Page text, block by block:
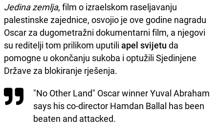
Jedina zemlja, film o izraelskom raseljavanju
palestinske zajednice, osvojio je ove godine nagradu
Oscar za dugometražni dokumentarni film, a njegovi
su reditelji tom prilikom uputili apel svijetu da
pomogne u okončanju sukoba i optužili Sjedinjene
Države za blokiranje rješenja.
"No Other Land" Oscar winner Yuval Abraham
says his co-director Hamdan Ballal has been
beaten and attacked.